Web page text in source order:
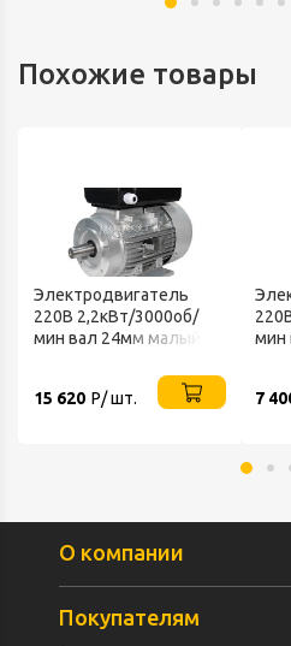
Похожие товары
Электродвигатель
220В 2,2кВт/3000об/
мин вал 24мм малый
15 620 Р/ шт.
мин
7
О компании
Покупателям